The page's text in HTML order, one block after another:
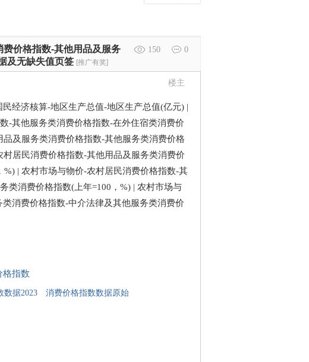
150 0
价格指数-其他用品及服务
及无缺失值页签 [推广有奖]
楼主
经济核算-地区生产总值-地区生产总值(亿元) |
-其他服务类消费价格指数-在外住宿类消费价
及服务类消费价格指数-其他服务类消费价格
居民消费价格指数-其他用品及服务类消费价
| 农村市场与物价-农村居民消费价格指数-其
类消费价格指数(上年=100，%) | 农村市场与
消费价格指数-中介法律及其他服务类消费价
格指数
数据2023
消费价格指数数据原始
消费价格.xlsx